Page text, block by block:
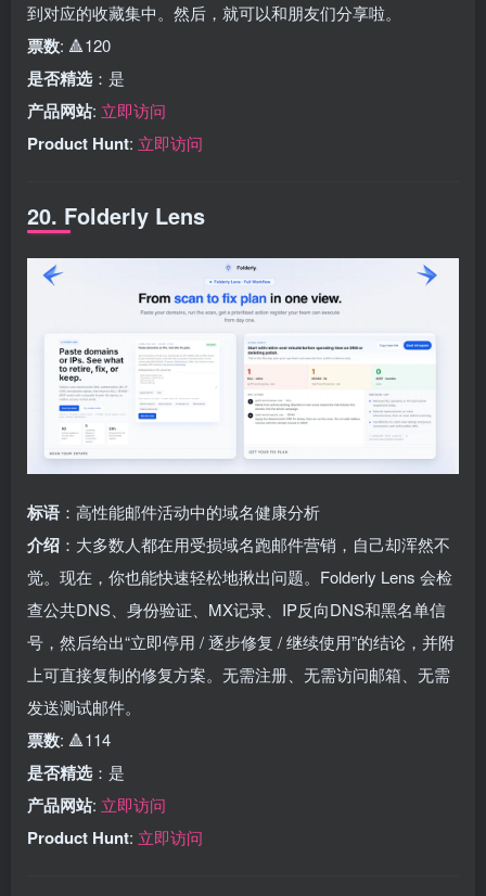
到对应的收藏集中。然后，就可以和朋友们分享啦。
票数: 🔺120
是否精选 ：是
产品网站: 立即访问
Product Hunt: 立即访问
20. Folderly Lens
标语 ：高性能邮件活动中的域名健康分析
介绍 ：大多数人都在用受损域名跑邮件营销，自己却浑然不
觉。现在，你也能快速轻松地揪出问题。Folderly Lens 会检
查公共DNS、身份验证、MX记录、IP反向DNS和黑名单信
号，然后给出“立即停用 / 逐步修复 / 继续使用”的结论，并附
上可直接复制的修复方案。无需注册、无需访问邮箱、无需
发送测试邮件。
票数: 🔺114
是否精选 ：是
产品网站: 立即访问
Product Hunt: 立即访问